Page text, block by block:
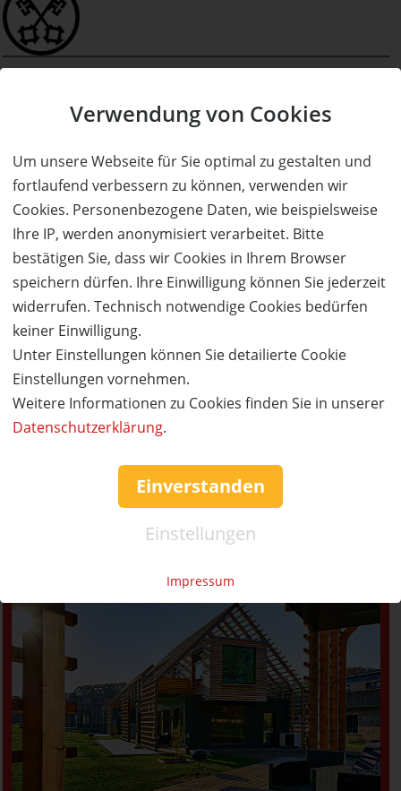
Verwendung von Cookies
Um unsere Webseite für Sie optimal zu gestalten und
fortlaufend verbessern zu können, verwenden wir
Cookies. Personenbezogene Daten, wie beispielsweise
Ihre IP, werden anonymisiert verarbeitet. Bitte
bestätigen Sie, dass wir Cookies in Ihrem Browser
speichern dürfen. Ihre Einwilligung können Sie jederzeit
widerrufen. Technisch notwendige Cookies bedürfen
keiner Einwilligung.
Unter Einstellungen können Sie detailierte Cookie
Einstellungen vornehmen.
Weitere Informationen zu Cookies finden Sie in unserer
Datenschutzerklärung.
Einverstanden
Einstellungen
Impressum